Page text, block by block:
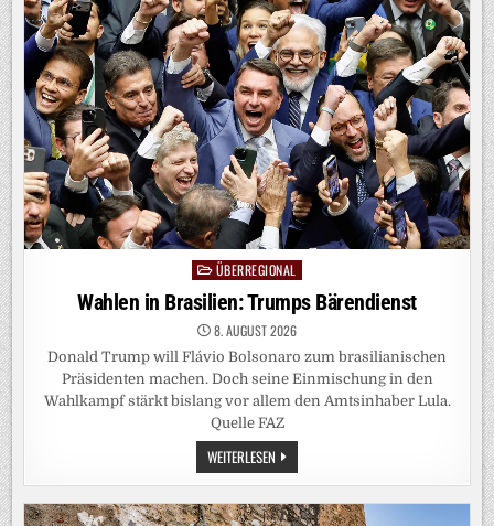
OPEN
AI
ZIEHT
DIE
NOTBREMSE
Posted
in
ÜBERREGIONAL
Wahlen in Brasilien: Trumps Bärendienst
8. AUGUST 2026
Donald Trump will Flávio Bolsonaro zum brasilianischen
Präsidenten machen. Doch seine Einmischung in den
Wahlkampf stärkt bislang vor allem den Amtsinhaber Lula.
Quelle FAZ
WEITERLESEN WAHLEN
IN
BRASILIEN:
TRUMPS
BÄRENDIENST